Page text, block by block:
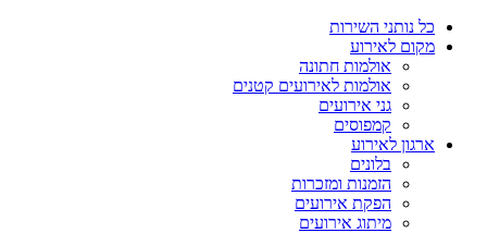
כל נותני השירות
מקום לאירוע
אולמות חתונה
אולמות לאירועים קטנים
גני אירועים
קמפוסים
ארגון לאירוע
בלונים
הזמנות ומזכרות
הפקת אירועים
מיתוג אירועים